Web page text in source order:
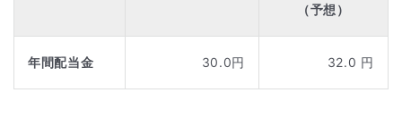
（予想）
年間配当金 30.0円 32.0 円